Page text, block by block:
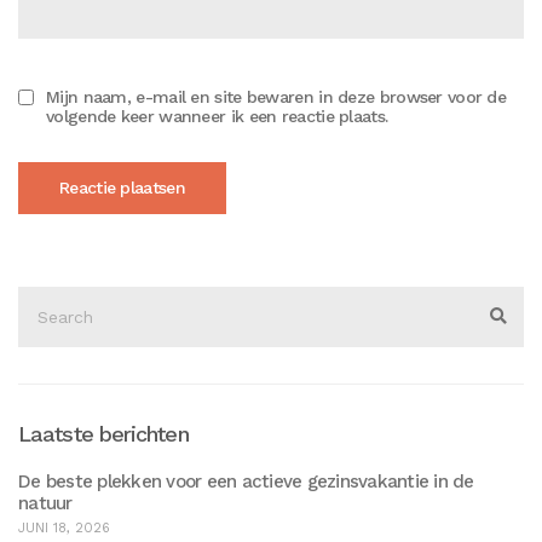
Mijn naam, e-mail en site bewaren in deze browser voor de
volgende keer wanneer ik een reactie plaats.
for:
Laatste berichten
De beste plekken voor een actieve gezinsvakantie in de
natuur
JUNI 18, 2026